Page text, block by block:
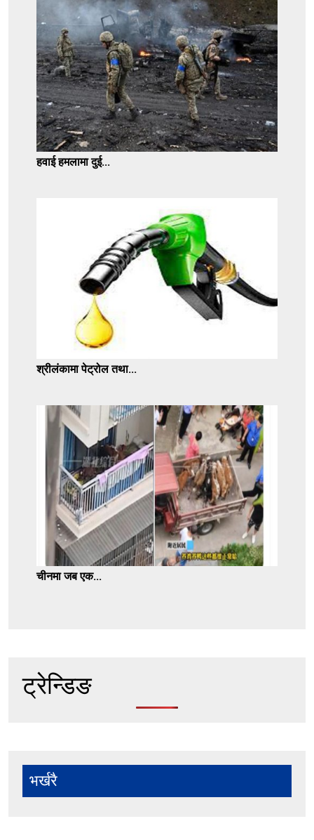
हवाई हमलामा दुई...
श्रीलंकामा पेट्रोल तथा...
चीनमा जब एक...
ट्रेन्डिङ
भर्खरै